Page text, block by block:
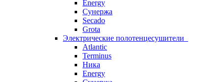
Energy
Сунержа
Secado
Grota
Электрические полотенцесушители
Atlantic
Terminus
Ника
Energy